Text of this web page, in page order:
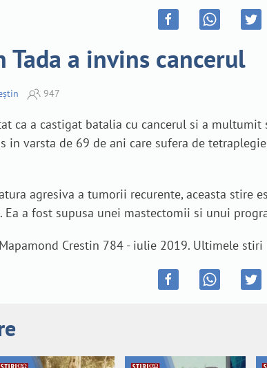
Tada a invins cancerul
947
ca a castigat batalia cu cancerul si a
in varsta de 69 de ani care sufera de
agresiva a tumorii recurente, aceasta
a fost supusa unei mastectomii si unui
Crestin 784 - iulie 2019. Ultimele stiri